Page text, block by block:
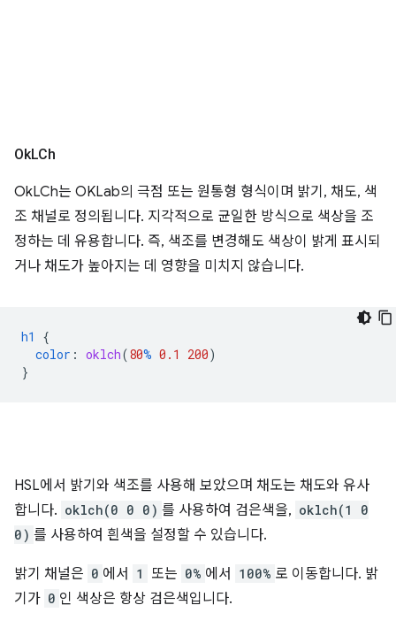
OkLCh
OkLCh는 OKLab의 극점 또는 원통형 형식이며 밝기, 채도, 색
조 채널로 정의됩니다. 지각적으로 균일한 방식으로 색상을 조
정하는 데 유용합니다. 즉, 색조를 변경해도 색상이 밝게 표시되
거나 채도가 높아지는 데 영향을 미치지 않습니다.
h1
{
color : oklch(80% 0.1 200)
}
HSL에서 밝기와 색조를 사용해 보았으며 채도는 채도와 유사
합니다. oklch(0 0 0) 를 사용하여 검은색을, oklch(1 0
0) 를 사용하여 흰색을 설정할 수 있습니다.
밝기 채널은 0 에서 1 또는 0% 에서 100% 로 이동합니다. 밝
기가 0 인 색상은 항상 검은색입니다.